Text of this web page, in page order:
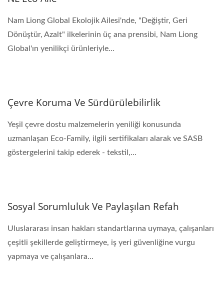
Nam Liong Global Ekolojik Ailesi'nde, "Değiştir, Geri
Dönüştür, Azalt" ilkelerinin üç ana prensibi, Nam Liong
Global'ın yenilikçi ürünleriyle...
Çevre Koruma Ve Sürdürülebilirlik
Yeşil çevre dostu malzemelerin yeniliği konusunda
uzmanlaşan Eco-Family, ilgili sertifikaları alarak ve SASB
göstergelerini takip ederek - tekstil,...
Sosyal Sorumluluk Ve Paylaşılan Refah
Uluslararası insan hakları standartlarına uymaya, çalışanları
çeşitli şekillerde geliştirmeye, iş yeri güvenliğine vurgu
yapmaya ve çalışanlara...